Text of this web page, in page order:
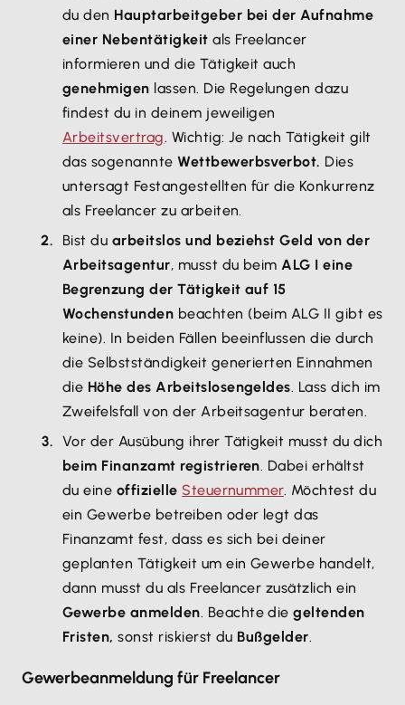
du den Hauptarbeitgeber bei der Aufnahme
einer Nebentätigkeit als Freelancer
informieren und die Tätigkeit auch
genehmigen lassen. Die Regelungen dazu
findest du in deinem jeweiligen
Arbeitsvertrag. Wichtig: Je nach Tätigkeit gilt
das sogenannteWettbewerbsverbot. Dies
untersagt Festangestellten für die Konkurrenz
als Freelancer zu arbeiten.
Bist du arbeitslos und beziehst Geld von der
Arbeitsagentur, musst du beimALG I eine
Begrenzung der Tätigkeit auf 15
Wochenstunden beachten (beim ALG II gibt es
keine). In beiden Fällen beeinflussen die durch
die Selbstständigkeit generierten Einnahmen
die Höhe des Arbeitslosengeldes. Lass dich im
Zweifelsfall von der Arbeitsagentur beraten.
Vor der Ausübung ihrer Tätigkeit musst du dich
beim Finanzamt registrieren. Dabei erhältst
du eine offizielle Steuernummer. Möchtest du
ein Gewerbe betreiben oder legt das
Finanzamt fest, dass es sich bei deiner
geplanten Tätigkeit um ein Gewerbe handelt,
dann musst du als Freelancer zusätzlich ein
Gewerbe anmelden. Beachte diegeltenden
Fristen,sonst riskierst du Bußgelder.
Gewerbeanmeldung für Freelancer